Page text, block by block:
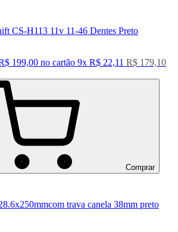
CS-H113 11v 11-46 Dentes Preto
199,00 no cartão 9x R$ 22,11 R$ 179,10
Comprar
trava canela 38mm preto